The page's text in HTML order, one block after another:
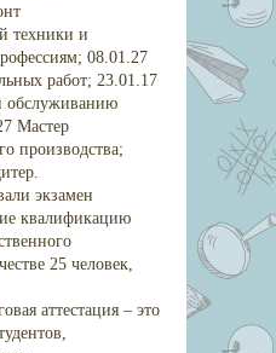
техники и
08.01.27
работ; 23.01.17
обслуживанию
Мастер
производства;
экзамен
квалификацию
25 человек,
аттестация – это